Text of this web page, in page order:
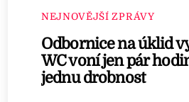
NEJNOVĚJŠÍ ZPRÁVY
Odbornice na úklid
WC voní jen pár
jednu drobnost